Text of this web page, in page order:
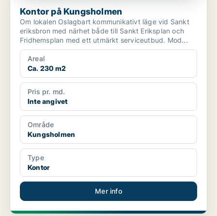
Kontor på Kungsholmen
Om lokalen Oslagbart kommunikativt läge vid Sankt
eriksbron med närhet både till Sankt Eriksplan och
Fridhemsplan med ett utmärkt serviceutbud. Mod...
Areal
Ca. 230 m2
Pris pr. md.
Inte angivet
Område
Kungsholmen
Type
Kontor
Mer info